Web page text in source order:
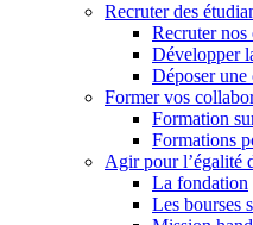
Recruter des
Recruter nos
Développer
Déposer une
Former vos
Formation
Formations
Agir pour l’égalité
La fondation
Les bourses